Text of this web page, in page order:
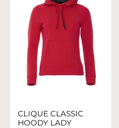
CLIQUE CLASSIC
HOODY LADY